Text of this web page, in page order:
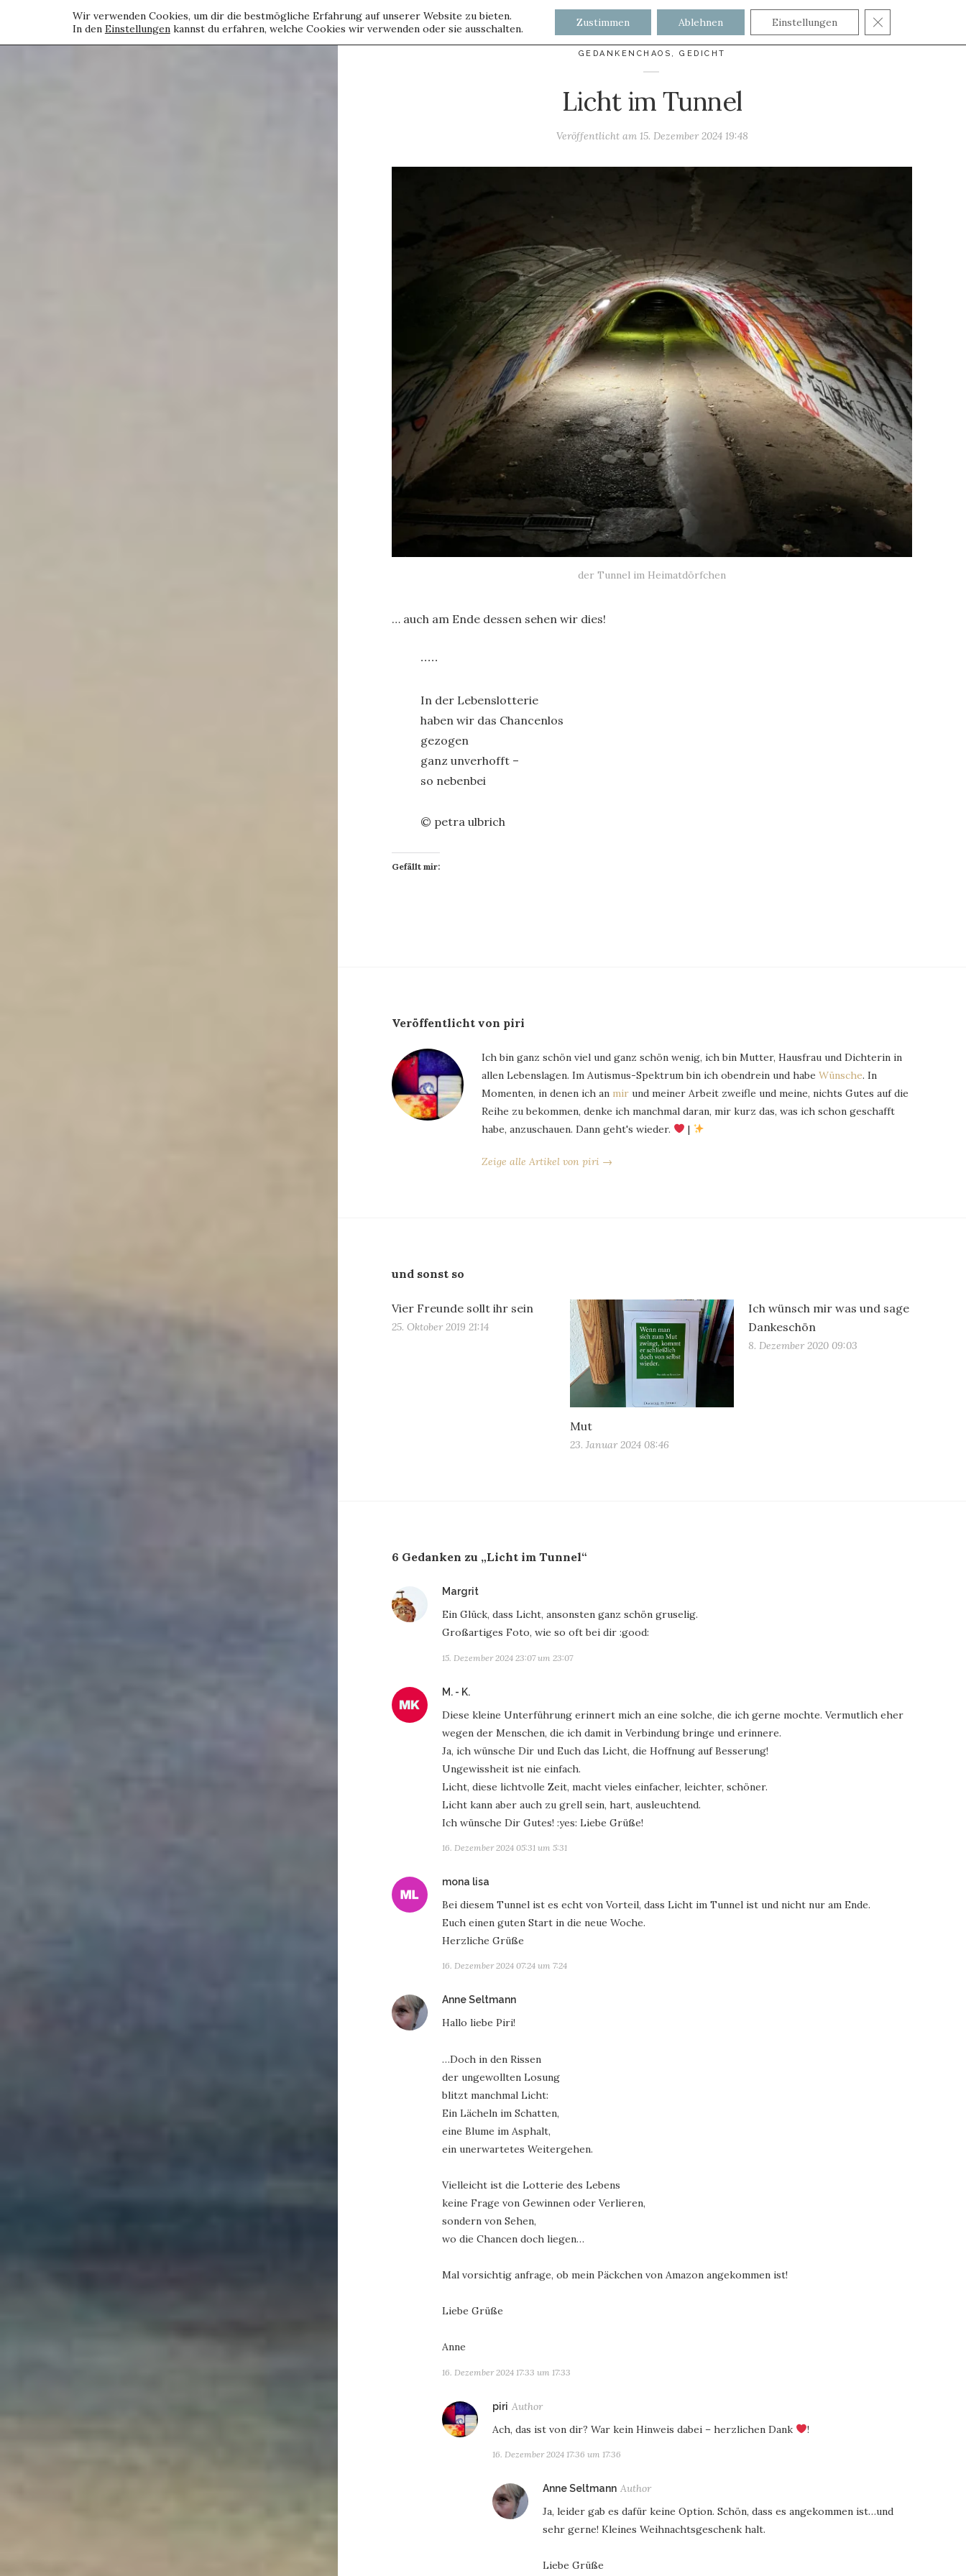
GEDANKENCHAOS ,GEDICHT
Licht im Tunnel
Veröffentlicht am 15. Dezember 2024 19:48
der Tunnel im Heimatdörfchen
… auch am Ende dessen sehen wir dies!
∙∙∙∙∙
In der Lebenslotterie
haben wir das Chancenlos
gezogen
ganz unverhofft –
so nebenbei
© petra ulbrich
Gefällt mir:
Veröffentlicht von piri
Ich bin ganz schön viel und ganz schön wenig, ich bin Mutter, Hausfrau und Dichterin in
allen Lebenslagen. Im Autismus-Spektrum bin ich obendrein und habeWünsche. In
Momenten, in denen ich an mir und meiner Arbeit zweifle und meine, nichts Gutes auf die
Reihe zu bekommen, denke ich manchmal daran, mir kurz das, was ich schon geschafft
habe, anzuschauen. Dann geht's wieder.
|
Zeige alle Artikel von piri →
und sonst so
Vier Freunde sollt ihr sein
25. Oktober 2019 21:14
Mut
23. Januar 2024 08:46
Ich wünsch mir was und sage
Dankeschön
8. Dezember 2020 09:03
6 Gedanken zu „Licht im Tunnel“
Margritsagt:
Ein Glück, dass Licht, ansonsten ganz schön gruselig.
Großartiges Foto, wie so oft bei dir :good:
15. Dezember 2024 23:07 um 23:07
M. - K.
Diese kleine Unterführung erinnert mich an eine solche, die ich gerne mochte. Vermutlich eher
wegen der Menschen, die ich damit in Verbindung bringe und erinnere.
Ja, ich wünsche Dir und Euch das Licht, die Hoffnung auf Besserung!
Ungewissheit ist nie einfach.
Licht, diese lichtvolle Zeit, macht vieles einfacher, leichter, schöner.
Licht kann aber auch zu grell sein, hart, ausleuchtend.
Ich wünsche Dir Gutes! :yes: Liebe Grüße!
16. Dezember 2024 05:31 um 5:31
mona lisa
Bei diesem Tunnel ist es echt von Vorteil, dass Licht im Tunnel ist und nicht nur am Ende.
Euch einen guten Start in die neue Woche.
Herzliche Grüße
16. Dezember 2024 07:24 um 7:24
Anne Seltmannsagt:
Hallo liebe Piri!
…Doch in den Rissen
der ungewollten Losung
blitzt manchmal Licht:
Ein Lächeln im Schatten,
eine Blume im Asphalt,
ein unerwartetes Weitergehen.
Vielleicht ist die Lotterie des Lebens
keine Frage von Gewinnen oder Verlieren,
sondern von Sehen,
wo die Chancen doch liegen…
Mal vorsichtig anfrage, ob mein Päckchen von Amazon angekommen ist!
Liebe Grüße
Anne
16. Dezember 2024 17:33 um 17:33
piri sagt:
Ach, das ist von dir? War kein Hinweis dabei – herzlichen Dank !
16. Dezember 2024 17:36 um 17:36
Anne Seltmann sagt:
Ja, leider gab es dafür keine Option. Schön, dass es angekommen ist…und
sehr gerne! Kleines Weihnachtsgeschenk halt.
Liebe Grüße
Wir verwenden Cookies, um dir die bestmögliche Erfahrung auf unserer Website zu bieten.
In den Einstellungenkannst du erfahren, welche Cookies wir verwenden oder sie ausschalten. Zustimmen Ablehnen Einstellungen GDPR